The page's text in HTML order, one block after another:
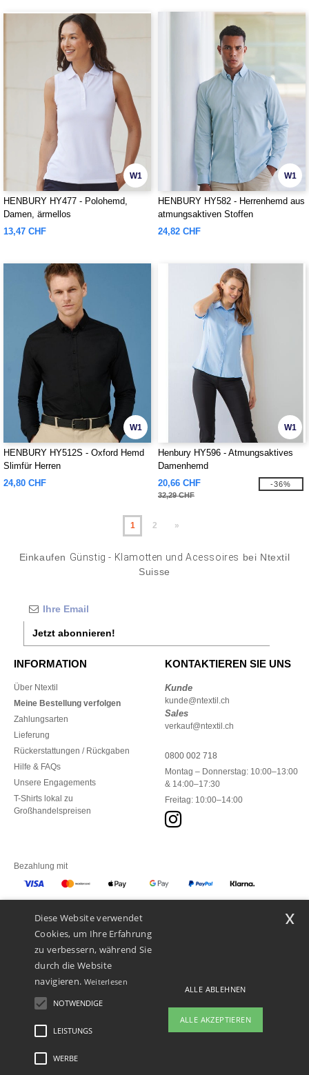
W1
HENBURY HY477 - Polohemd,
Damen, ärmellos
13,47 CHF
W1
HENBURY HY582 - Herrenhemd aus
atmungsaktiven Stoffen
24,82 CHF
W1
HENBURY HY512S - Oxford Hemd
Slimfür Herren
24,80 CHF
W1
Henbury HY596 - Atmungsaktives
Damenhemd
20,66 CHF
32,29 CHF
-36%
1 2 »
Einkaufen Günstig - Klamotten und Acessoires bei Ntextil
Suisse
Jetzt abonnieren!
INFORMATION
Über Ntextil
Meine Bestellung verfolgen
Zahlungsarten
Lieferung
Rückerstattungen / Rückgaben
Hilfe & FAQs
Unsere Engagements
T-Shirts lokal zu
Großhandelspreisen
KONTAKTIEREN SIE UNS
Kunde
kunde@ntextil.ch
Sales
verkauf@ntextil.ch
0800 002 718
Montag – Donnerstag: 10:00–13:00
& 14:00–17:30
Freitag: 10:00–14:00
Bezahlung mit
Unsere Paketzusteller
Rechtliche Hinweise
Diese Website verwendet
Cookies, um Ihre Erfahrung
zu verbessern, während Sie
durch die Website
navigieren. Weiterlesen
NOTWENDIGE
LEISTUNGS
WERBE
ALLE ABLEHNEN
ALLE AKZEPTIEREN
x